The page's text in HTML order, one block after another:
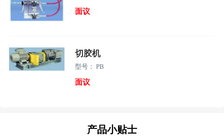
面议
切胶机
型号： PB
面议
产品小贴士